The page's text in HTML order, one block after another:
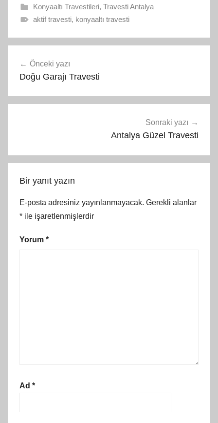
Konyaaltı Travestileri, Travesti Antalya
aktif travesti, konyaaltı travesti
gezinmesi
Önceki yazı
Doğu Garajı Travesti
Sonraki yazı
Antalya Güzel Travesti
Bir yanıt yazın
E-posta adresiniz yayınlanmayacak. Gerekli alanlar
* ile işaretlenmişlerdir
Yorum *
Ad *